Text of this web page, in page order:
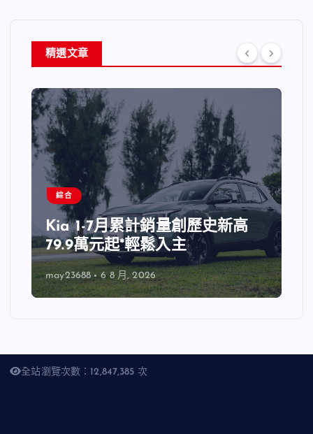
精選文章
綜合
Kia 1-7月累計銷量創歷史新高
79.9萬元起*輕鬆入主
may23688 6 8 月, 2026
全站瀏覽次數：12,847,385 次